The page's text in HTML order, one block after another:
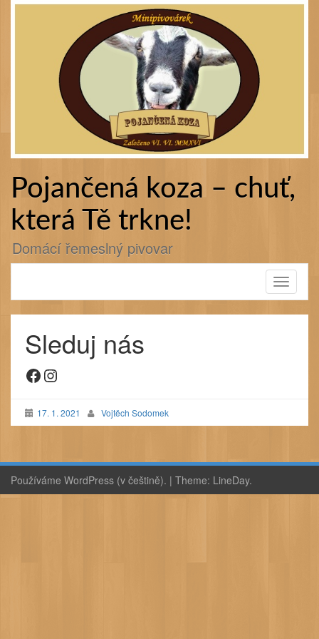
Přejít
Pojančená koza – chuť,
která Tě trkne!
Domácí řemeslný pivovar
Toggle
Sleduj nás
Facebook
Instagram
17. 1. 2021 Vojtěch Sodomek
Používáme WordPress (v češtině). | Theme: LineDay.